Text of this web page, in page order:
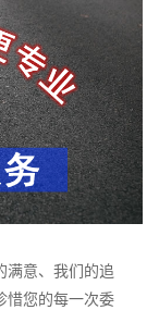
满意、我们的追
惜您的每一次委